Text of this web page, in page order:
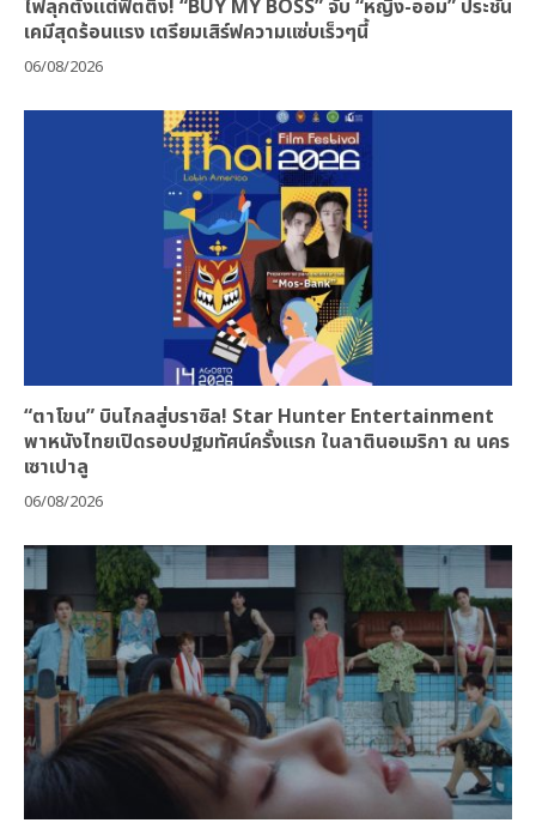
ไฟลุกตั้งแต่ฟิตติ้ง! “BUY MY BOSS” จับ “หญิง-ออม” ประชัน
เคมีสุดร้อนแรง เตรียมเสิร์ฟความแซ่บเร็วๆนี้
06/08/2026
“ตาโขน” บินไกลสู่บราซิล! Star Hunter Entertainment
พาหนังไทยเปิดรอบปฐมทัศน์ครั้งแรก ในลาตินอเมริกา ณ นคร
เซาเปาลู
06/08/2026